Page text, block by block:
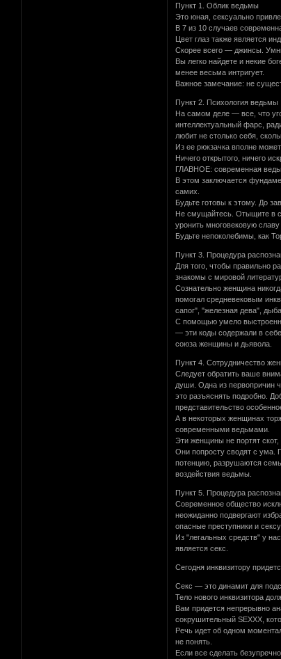
Пункт 1. Облик ведьмы
Это юная, сексуально
В 7 из 10 случаев
Цвет глаз также является
Скорее всего — джинсы.
Вы легко найдете и некие
менее весьма интригует.
Важное замечание: не
Пункт 2. Психология ведьмы
На самом деле — все, что
интеллектуальный фарс,
любит не столько себя,
Из ее рюкзачка вполне
Ничего открытого, ничего
ГЛАВНОЕ: современная
В этом заключается
самих.
Будьте готовы к этому. До
Не смущайтесь. Отыщите в
уронить многовековую славу
Будьте непоколебимы, как
Пункт 3. Процедура
Для того, чтобы правильно
знакомы с мировой
Сознательно женщина
помогал средневековым
сапог", "железная дева",
С помощью умело
— эти коды содержали в
союза женщины и дьявола.
Пункт 4. Сотрудничество
Следует обратить ваше
души. Одна из первопричин
это разъяснять подробно.
представительство
А в некоторых женщинах
современными ведьмами.
Эти женщины не портят
Они попросту сводят с ума.
потенцию, разрушаются
воздействия ведьмы.
Пункт 5. Процедура
Современное общество
неожиданно подвергают
опасные преступники и
Из "легальных средств" у
является секс.
Сегодня инквизитору
Секс — это динамит для
Тело нового инквизитора
Вам придется непрерывно
сокрушительный SEXXX,
Речь идет об одном
не понять.
Если все сделать